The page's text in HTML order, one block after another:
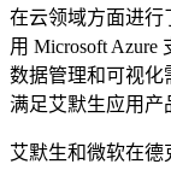
在云领域方面进行
用 Microsoft Azure
数据管理和可视化
满足艾默生应用产
艾默生和微软在德